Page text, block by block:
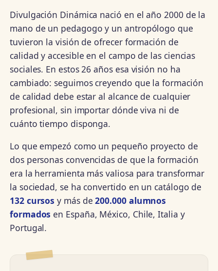
Divulgación Dinámica nació en el año 2000 de la
mano de un pedagogo y un antropólogo que
tuvieron la visión de ofrecer formación de
calidad y accesible en el campo de las ciencias
sociales. En estos 26 años esa visión no ha
cambiado: seguimos creyendo que la formación
de calidad debe estar al alcance de cualquier
profesional, sin importar dónde viva ni de
cuánto tiempo disponga.
Lo que empezó como un pequeño proyecto de
dos personas convencidas de que la formación
era la herramienta más valiosa para transformar
la sociedad, se ha convertido en un catálogo de
132 cursos y más de200.000 alumnos
formados en España, México, Chile, Italia y
Portugal.